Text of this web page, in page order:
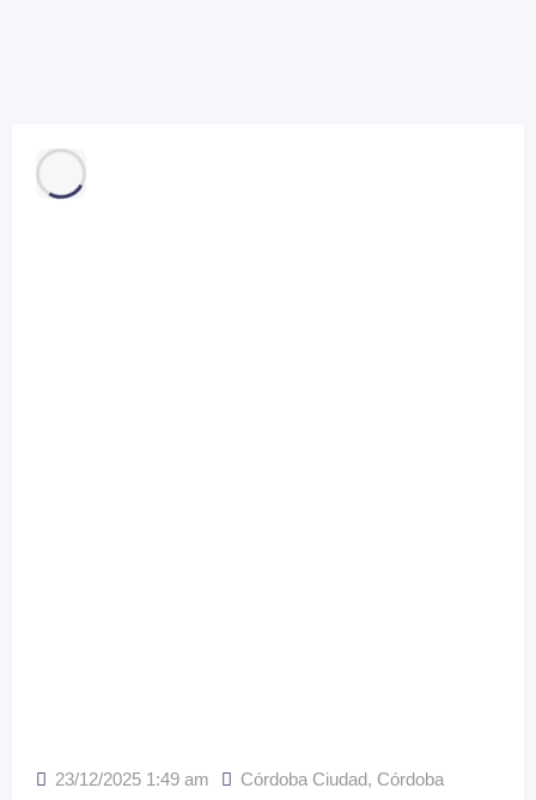
23/12/2025 1:49 am Córdoba Ciudad, Córdoba